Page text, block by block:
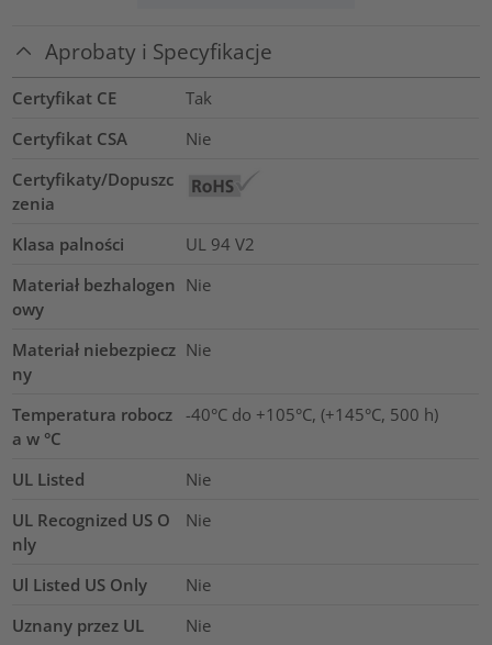
Aprobaty i Specyfikacje
Certyfikat CE
Tak
Certyfikat CSA
Nie
Certyfikaty/Dopuszc
zenia
Klasa palności
UL 94 V2
Materiał bezhalogen
owy
Nie
Materiał niebezpiecz
ny
Nie
Temperatura robocz
a w °C
-40°C do +105°C, (+145°C, 500 h)
UL Listed
Nie
UL Recognized US O
nly
Nie
Ul Listed US Only
Nie
Uznany przez UL
Nie